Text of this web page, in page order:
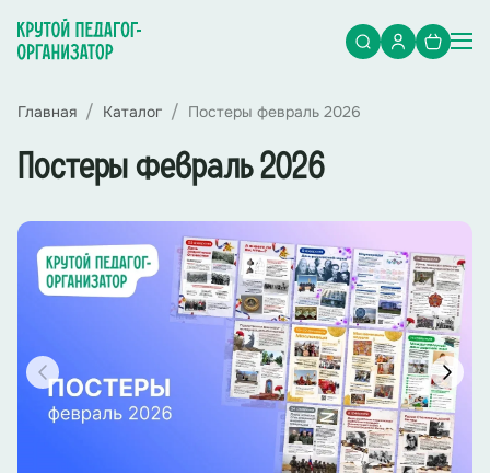
Главная Каталог Постеры февраль 2026
Постеры февраль 2026